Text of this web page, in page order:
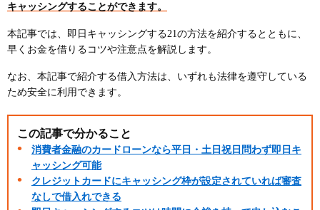
キャッシングすることができます。
本記事では、即日キャッシングする21の方法を紹介するとともに、
早くお金を借りるコツや注意点を解説します。
なお、本記事で紹介する借入方法は、いずれも法律を遵守している
ため安全に利用できます。
この記事で分かること
消費者金融のカードローンなら平日・土日祝日問わず即日キ
ャッシング可能
クレジットカードにキャッシング枠が設定されていれば審査
なしで借入れできる